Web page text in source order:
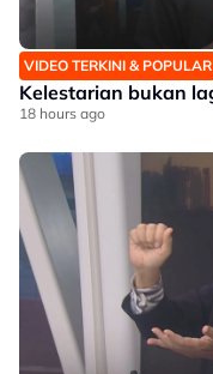
VIDEO TERKINI & POPULAR
Kelestarian bukan
18 hours ago